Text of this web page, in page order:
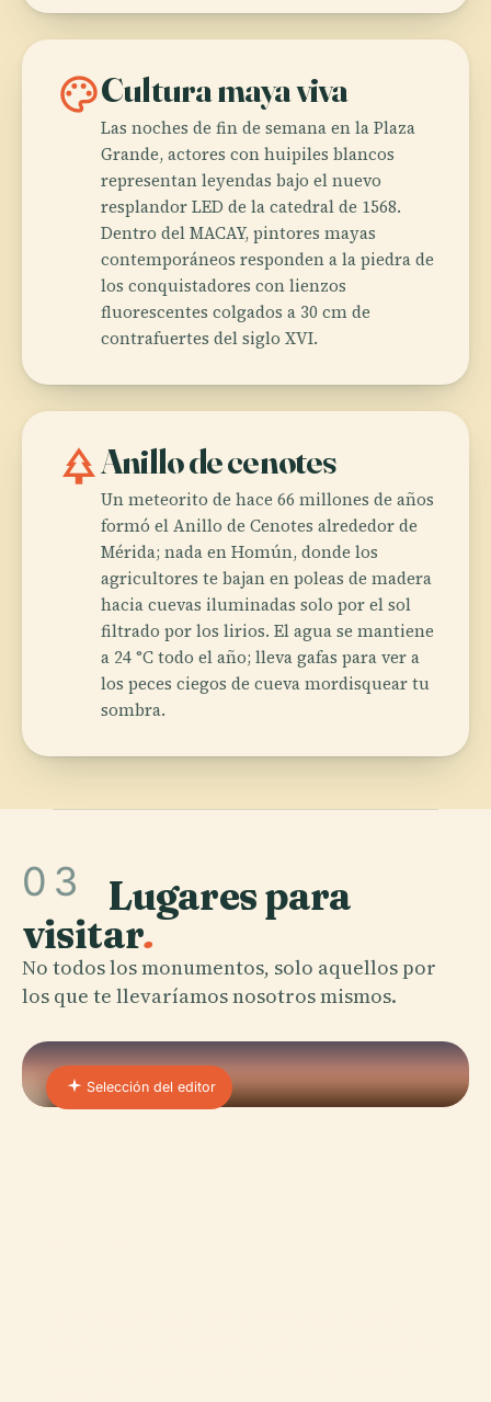
paletteCultura maya viva
Las noches de fin de semana en la Plaza
Grande, actores con huipiles blancos
representan leyendas bajo el nuevo
resplandor LED de la catedral de 1568.
Dentro del MACAY, pintores mayas
contemporáneos responden a la piedra de
los conquistadores con lienzos
fluorescentes colgados a 30 cm de
contrafuertes del siglo XVI.
parkAnillo de cenotes
Un meteorito de hace 66 millones de años
formó el Anillo de Cenotes alrededor de
Mérida; nada en Homún, donde los
agricultores te bajan en poleas de madera
hacia cuevas iluminadas solo por el sol
filtrado por los lirios. El agua se mantiene
a 24 °C todo el año; lleva gafas para ver a
los peces ciegos de cueva mordisquear tu
sombra.
03 Lugares para
visitar.
No todos los monumentos, solo aquellos por
los que te llevaríamos nosotros mismos.
Selección del editor